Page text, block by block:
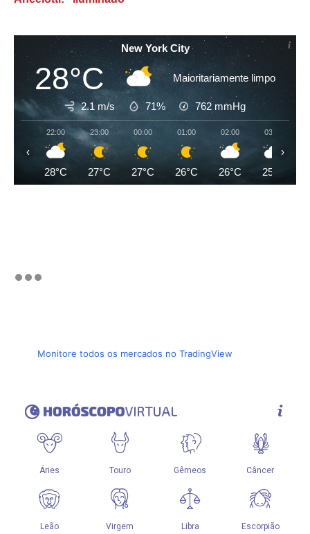
New York City
28°C Maioritariamente limpo
2.1 m/s 71% 762 mmHg
22:00
28°C
23:00
27°C
00:00
27°C
01:00
26°C
02:00
26°C
03:00
25°C
‹ ›
Monitore todos os mercados no TradingView